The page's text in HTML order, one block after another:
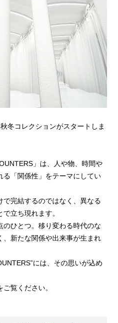
冬コレクションがスタートしま
」は、人や物、時間や
る「関係性」をテーマにしてい
完結するのではなく、異なる
立ち現れます。
ひとつ。移り変わる時代のな
、新たな関係や出来事が生まれ
には、その思いが込め
覧ください。